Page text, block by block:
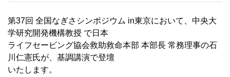
第37回 全国なぎさシンポジウム in東京において、中央大
学研究開発機構教授 で日本
ライフセービング協会救助救命本部 本部長 常務理事の石
川仁憲氏が、基調講演で登壇
いたします。